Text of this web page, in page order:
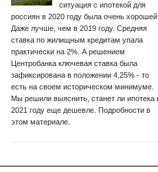
ситуация с ипотекой для
россиян в 2020 году была очень хорошей.
Даже лучше, чем в 2019 году. Средняя
ставка по жилищным кредитам упала
практически на 2%. А решением
Центробанка ключевая ставка была
зафиксирована в положении 4,25% - то
есть на своем историческом минимуме.
Мы решили выяснить, станет ли ипотека
2021 году еще дешевле. Подробности в
этом материале.